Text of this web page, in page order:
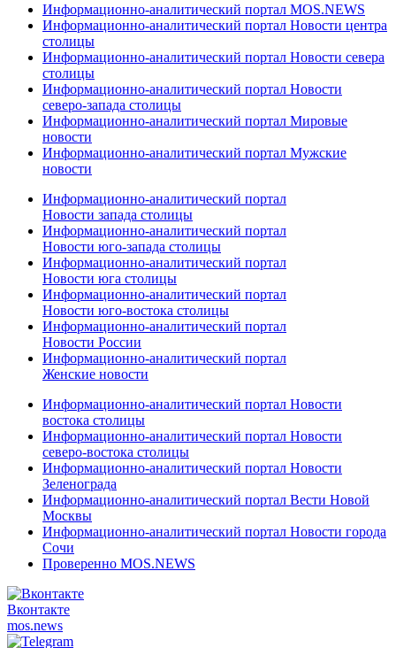
Информационно-аналитический портал MOS.NEWS
Информационно-аналитический портал Новости центра
столицы
Информационно-аналитический портал Новости севера
столицы
Информационно-аналитический портал Новости
северо-запада столицы
Информационно-аналитический портал Мировые
новости
Информационно-аналитический портал Мужские
новости
Информационно-аналитический портал
Новости запада столицы
Информационно-аналитический портал
Новости юго-запада столицы
Информационно-аналитический портал
Новости юга столицы
Информационно-аналитический портал
Новости юго-востока столицы
Информационно-аналитический портал
Новости России
Информационно-аналитический портал
Женские новости
Информационно-аналитический портал Новости
востока столицы
Информационно-аналитический портал Новости
северо-востока столицы
Информационно-аналитический портал Новости
Зеленограда
Информационно-аналитический портал Вести Новой
Москвы
Информационно-аналитический портал Новости города
Сочи
Проверенно MOS.NEWS
Вконтакте
mos.news